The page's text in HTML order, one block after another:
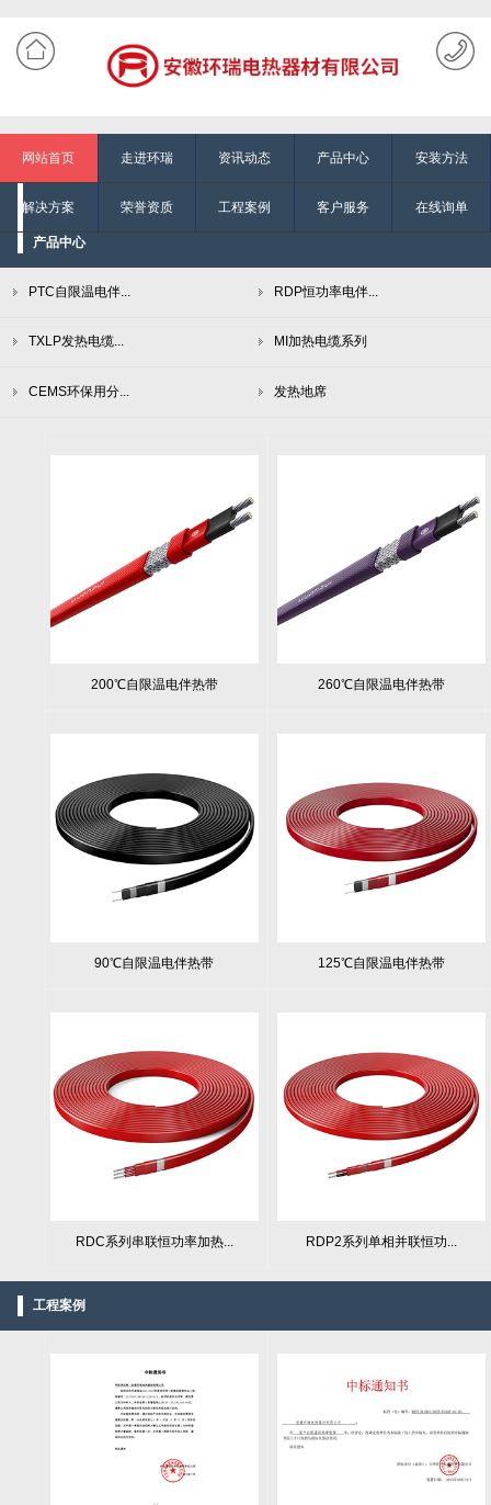
网站首页 走进环瑞 资讯动态 产品中心 安装方法
解决方案 荣誉资质 工程案例 客户服务 在线询单
产品中心
PTC自限温电伴... RDP恒功率电伴...
TXLP发热电缆... MI加热电缆系列
CEMS环保用分... 发热地席
200℃自限温电伴热带 260℃自限温电伴热带
90℃自限温电伴热带 125℃自限温电伴热带
RDC系列串联恒功率加热... RDP2系列单相并联恒功...
工程案例